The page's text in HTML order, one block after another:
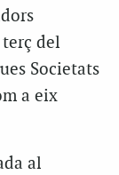
del
Societats
a eix
al